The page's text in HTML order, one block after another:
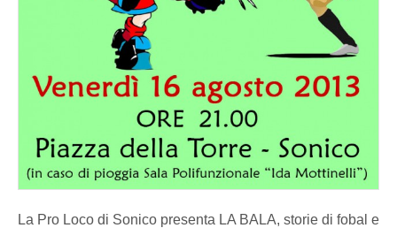
La Pro Loco di Sonico presenta LA BALA, storie di fobal e